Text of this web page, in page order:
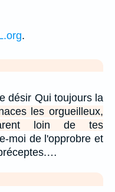
.
désir Qui toujours la
les orgueilleux,
loin de tes
moi de l'opprobre et